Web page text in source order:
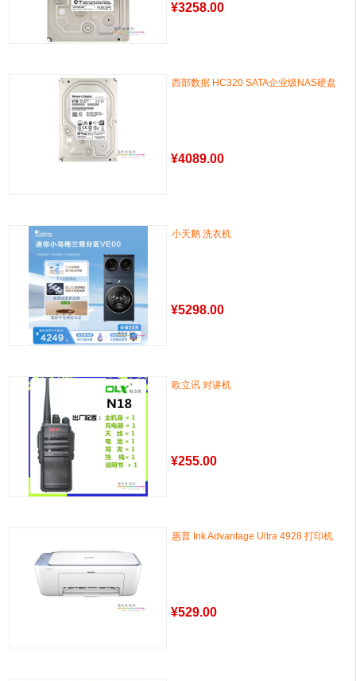
¥3258.00
西部数据 HC320 SATA企业级NAS硬盘
¥4089.00
小天鹅 洗衣机
¥5298.00
欧立讯 对讲机
¥255.00
惠普 Ink Advantage Ultra 4928 打印机
¥529.00